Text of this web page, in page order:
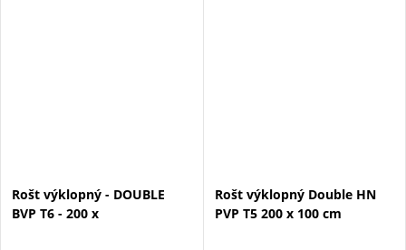
Rošt výklopný - DOUBLE
BVP T6 - 200 x
Rošt výklopný Double HN
PVP T5 200 x 100 cm